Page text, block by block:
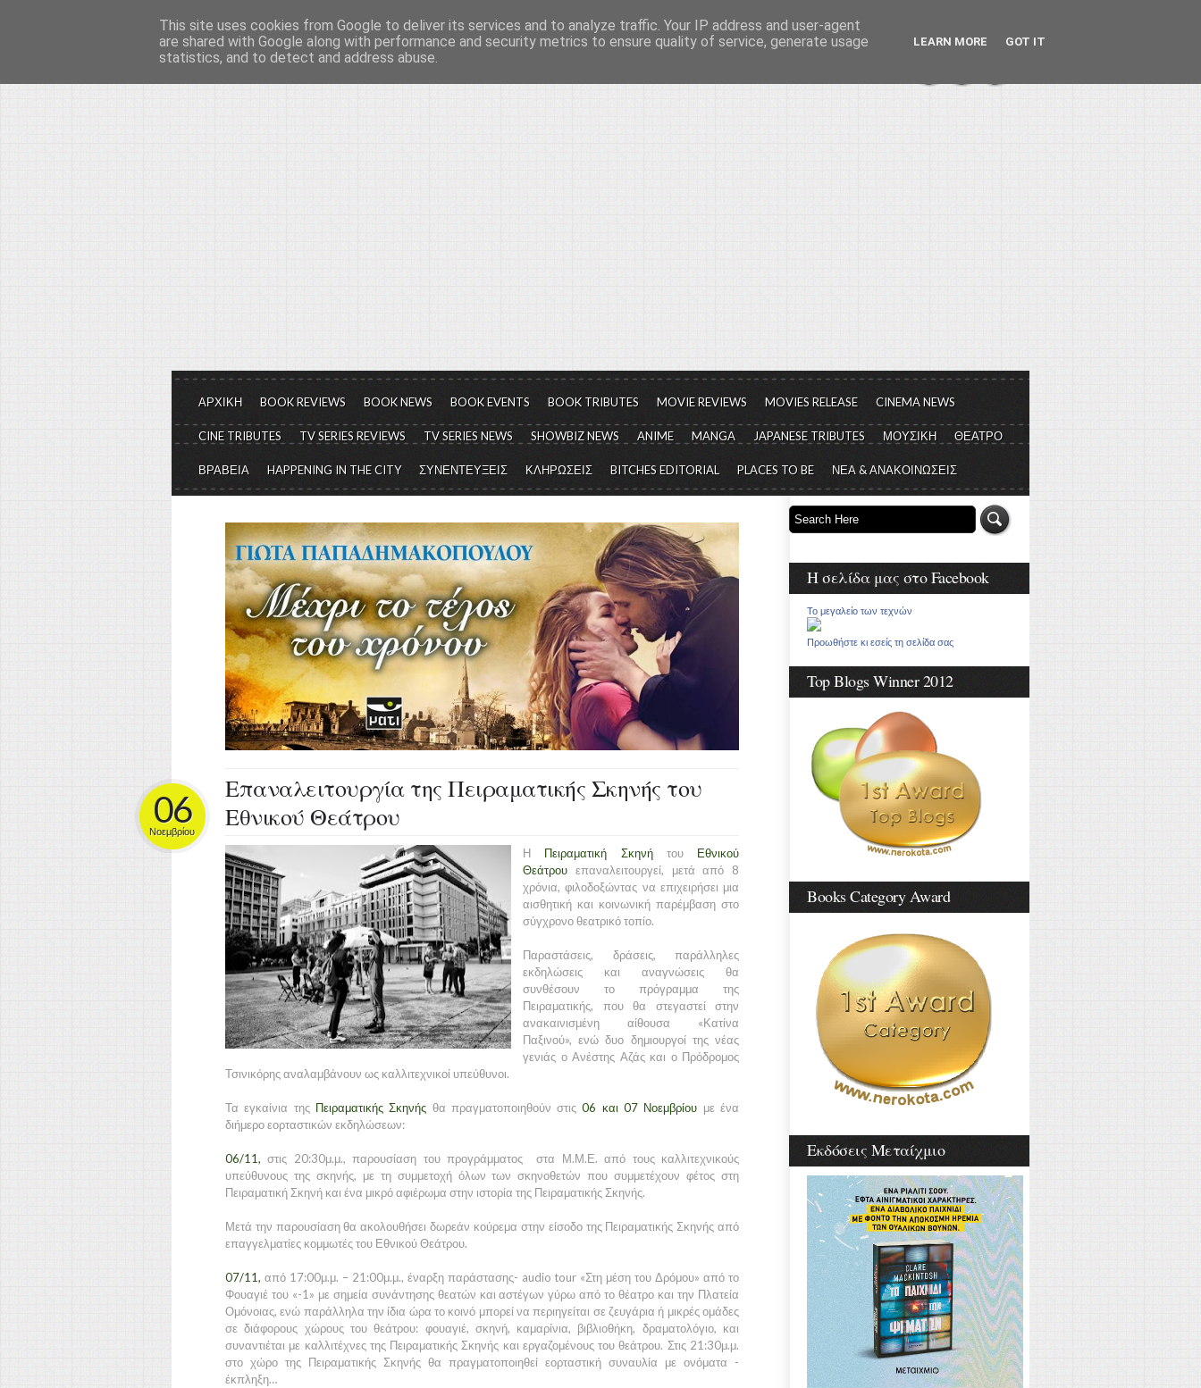
Το μεγαλείο των Τεχνών...
Είμαστε πάντα εδώ για να μιλάμε για τον πολιτισμό, σε κάθε του μορφή και έκταση...
ΑΡΧΙΚΗ BOOK REVIEWS BOOK NEWS BOOK EVENTS BOOK TRIBUTES MOVIE REVIEWS MOVIES RELEASE CINEMA NEWS
CINE TRIBUTES TV SERIES REVIEWS TV SERIES NEWS SHOWBIZ NEWS ANIME MANGA JAPANESE TRIBUTES ΜΟΥΣΙΚΗ ΘΕΑΤΡΟ
ΒΡΑΒΕΙΑ HAPPENING IN THE CITY ΣΥΝΕΝΤΕΥΞΕΙΣ ΚΛΗΡΩΣΕΙΣ BITCHES EDITORIAL PLACES TO BE ΝΕΑ & ΑΝΑΚΟΙΝΩΣΕΙΣ
Επαναλειτουργία της Πειραματικής Σκηνής του
Εθνικού Θεάτρου
06
Νοεμβρίου
Η Πειραματική Σκηνή του
Εθνικού
Θεάτρου επαναλειτουργεί, μετά από 8
χρόνια, φιλοδοξώντας να επιχειρήσει μια
αισθητική και κοινωνική παρέμβαση στο
σύγχρονο θεατρικό τοπίο.
Παραστάσεις, δράσεις, παράλληλες
εκδηλώσεις και αναγνώσεις θα
συνθέσουν το πρόγραμμα της
Πειραματικής, που θα στεγαστεί στην
ανακαινισμένη αίθουσα «Κατίνα
Παξινού», ενώ δυο δημιουργοί της νέας
γενιάς ο Ανέστης Αζάς και ο Πρόδρομος
Τσινικόρης αναλαμβάνουν ως καλλιτεχνικοί υπεύθυνοι.
Τα εγκαίνια της Πειραματικής Σκηνής θα πραγματοποιηθούν στις 06 και 07 Νοεμβρίου με ένα
διήμερο εορταστικών εκδηλώσεων:
06/11, στις 20:30μ.μ., παρουσίαση του προγράμματος στα Μ.Μ.Ε. από τους καλλιτεχνικούς
υπεύθυνους της σκηνής, με τη συμμετοχή όλων των σκηνοθετών που συμμετέχουν φέτος στη
Πειραματική Σκηνή και ένα μικρό αφιέρωμα στην ιστορία της Πειραματικής Σκηνής.
Μετά την παρουσίαση θα ακολουθήσει δωρεάν κούρεμα στην είσοδο της Πειραματικής Σκηνής από
επαγγελματίες κομμωτές του Εθνικού Θεάτρου.
07/11, από 17:00μ.μ. – 21:00μ.μ., έναρξη παράστασης- audio tour «Στη μέση του Δρόμου» από το
Φουαγιέ του «-1» με σημεία συνάντησης θεατών και αστέγων γύρω από το θέατρο και την Πλατεία
Ομόνοιας, ενώ παράλληλα την ίδια ώρα το κοινό μπορεί να περιηγείται σε ζευγάρια ή μικρές ομάδες
σε διάφορους χώρους του θεάτρου: φουαγιέ, σκηνή, καμαρίνια, βιβλιοθήκη, δραματολόγιο, και
συναντιέται με καλλιτέχνες της Πειραματικής Σκηνής και εργαζομένους του θεάτρου. Στις 21:30μ.μ.
στο χώρο της Πειραματικής Σκηνής θα πραγματοποιηθεί εορταστική συναυλία με ονόματα -
έκπληξη…
Η σελίδα μας στο Facebook
Το μεγαλείο των τεχνών
Προωθήστε κι εσείς τη σελίδα σας
Top Blogs Winner 2012
Books Category Award
Εκδόσεις Μεταίχμιο
This site uses cookies from Google to deliver its services and to analyze traffic. Your IP address and user-agent
are shared with Google along with performance and security metrics to ensure quality of service, generate usage
statistics, and to detect and address abuse.
LEARN MORE GOT IT